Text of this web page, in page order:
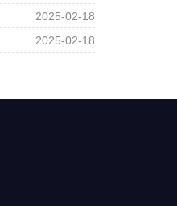
2025-02-18
2025-02-18